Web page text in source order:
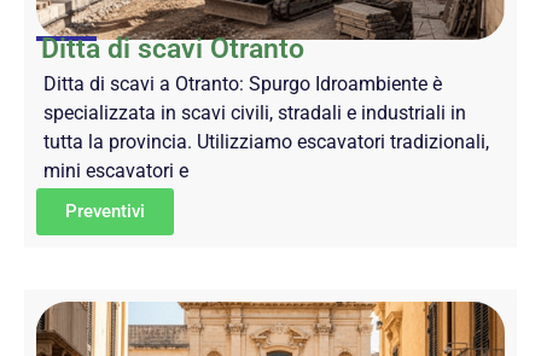
Ditta di scavi Otranto
Ditta di scavi a Otranto: Spurgo Idroambiente è
specializzata in scavi civili, stradali e industriali in
tutta la provincia. Utilizziamo escavatori tradizionali,
mini escavatori e
Preventivi